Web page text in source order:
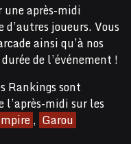
une après-midi
d’autres joueurs. Vous
ainsi qu’à nos
de l’événement !
Rankings sont
l’après-midi sur les
, Garou